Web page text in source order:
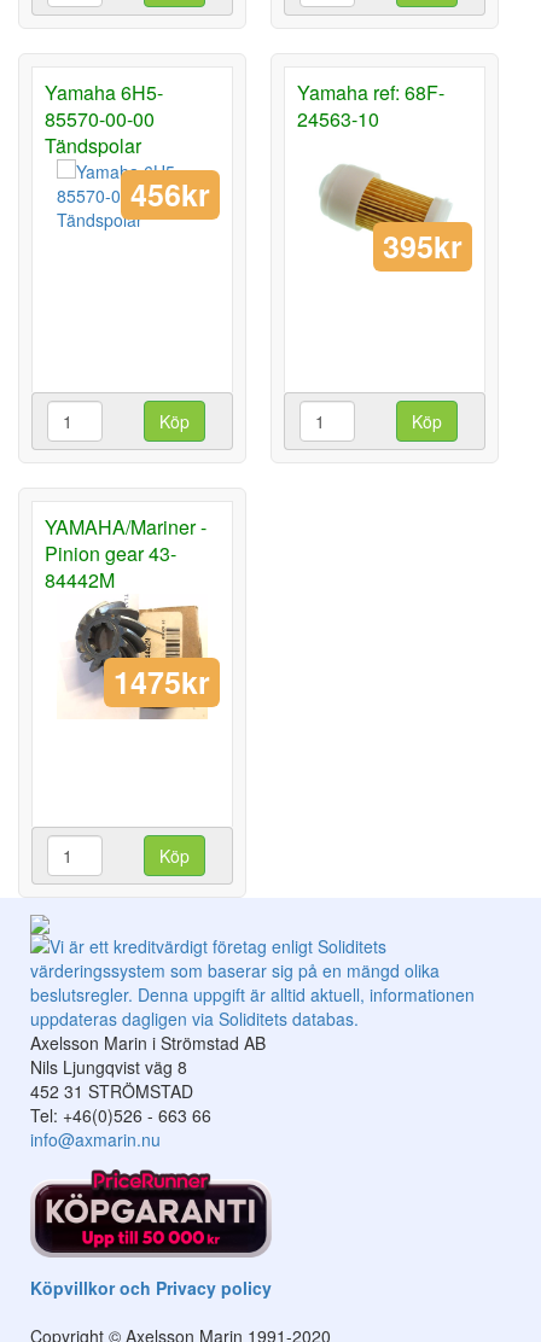
Yamaha 6H5-
85570-00-00
Tändspolar
456kr
Köp
Yamaha ref: 68F-
24563-10
395kr
Köp
YAMAHA/Mariner -
Pinion gear 43-
84442M
1475kr
Köp
Axelsson Marin i Strömstad AB
Nils Ljungqvist väg 8
452 31 STRÖMSTAD
Tel: +46(0)526 - 663 66
info@axmarin.nu
Köpvillkor och Privacy policy
Copyright © Axelsson Marin 1991-2020